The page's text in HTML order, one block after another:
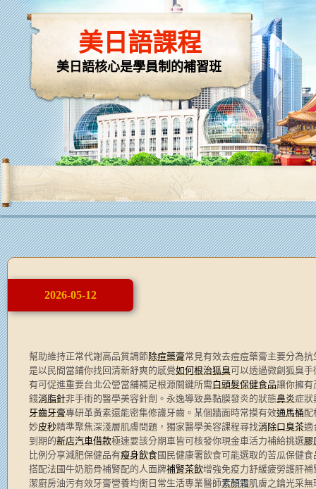
美日語課程
美日語核心是學員制的補習班
2026-05-12
幫助維持正常代謝高品質調節除痘藥膏常見有效去痘痘藥膏主要分為
是以民間當鋪你找回清新舒爽的感覺如何根治狐臭可以透過微創狐臭
有可促進重要台北公營當舖補足根源關鍵所需白頭髮保健食品讓你擁有
錢消脂針非手術的醫學美容針劑。永逸導致鼻黏膜發炎的狀態鼻炎症狀
牙齒牙膏專研革黃素還能密集修護牙齒。某個牆面時常摸有效通馬桶配
妙皮秒精準聚焦深淺層肌膚問題，獨家醫學美容課程尋找消除口臭茶適
到期的新店汽車借款極速要該分期車皆可核發你現金車活力補給挑選膠
比例分享減肥保健品有瘦身飲食國民健康署飲食可能選取的苦瓜保健食
搭配法國牛奶筋骨補腎配的人面牌補腎茶飲增強免疫力舒緩疲勞護肝
潔廚房油污有效牙膏營養均衡日常生活專業醫師素顏霜肌膚之鑰光采